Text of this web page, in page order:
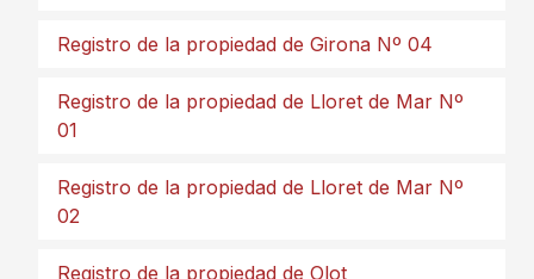
Registro de la propiedad de Girona Nº 04
Registro de la propiedad de Lloret de Mar Nº
01
Registro de la propiedad de Lloret de Mar Nº
02
Registro de la propiedad de Olot